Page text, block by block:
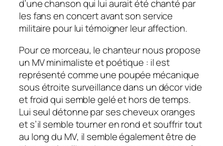
d’une chanson qui lui aurait été chanté par
les fans en concert avant son service
militaire pour lui témoigner leur affection.
Pour ce morceau, le chanteur nous propose
un MV minimaliste et poétique : il est
représenté comme une poupée mécanique
sous étroite surveillance dans un décor vide
et froid qui semble gelé et hors de temps.
Lui seul détonne par ses cheveux oranges
et s’il semble tourner en rond et souffrir tout
au long du MV, il semble également être de